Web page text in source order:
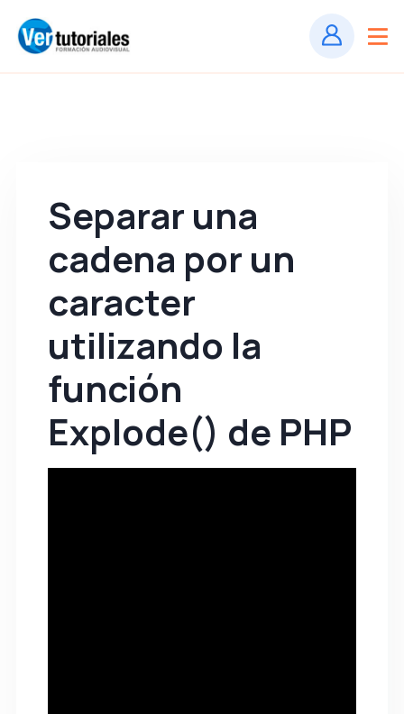
Separar una
cadena por un
caracter
utilizando la
función
Explode() de PHP